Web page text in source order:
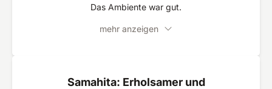
Das Ambiente war gut.
mehr anzeigen
Samahita: Erholsamer und